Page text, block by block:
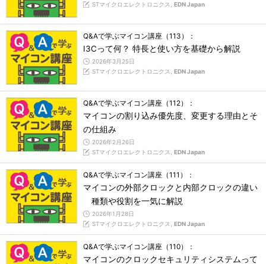
STマイクロエレクトロニクス, EDN Japan
Q&Aで学ぶマイコン講座（113）：
I3Cって何？ 特長と使い方を基礎から解説
2026年3月25日
STマイクロエレクトロニクス, EDN Japan
Q&Aで学ぶマイコン講座（112）：
マイコンの割り込み優先度、変更する理由とそ
の仕組み
2026年2月26日
STマイクロエレクトロニクス, EDN Japan
Q&Aで学ぶマイコン講座（111）：
マイコンの外部クロックと内部クロックの違い
種類や役割を一気に解説
2026年1月28日
STマイクロエレクトロニクス, EDN Japan
Q&Aで学ぶマイコン講座（110）：
マイコンのクロックセキュリティシステムって